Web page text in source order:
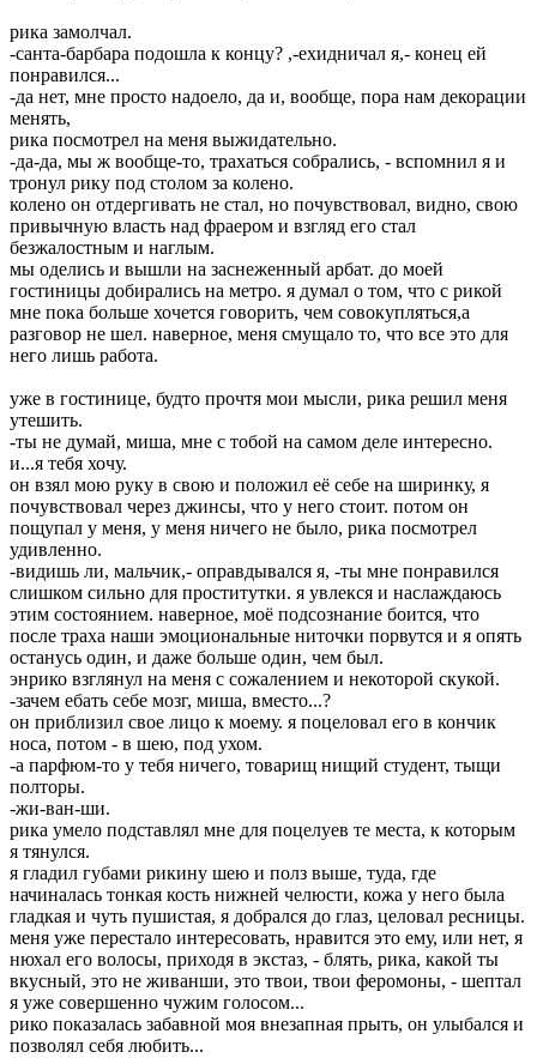
рика замолчал.
-санта-барбара подошла к концу? ,-ехидничал я,- конец ей
понравился...
-да нет, мне просто надоело, да и, вообще, пора нам декорации
менять,
рика посмотрел на меня выжидательно.
-да-да, мы ж вообще-то, трахаться собрались, - вспомнил я и
тронул рику под столом за колено.
колено он отдергивать не стал, но почувствовал, видно, свою
привычную власть над фраером и взгляд его стал
безжалостным и наглым.
мы оделись и вышли на заснеженный арбат. до моей
гостиницы добирались на метро. я думал о том, что с рикой
мне пока больше хочется говорить, чем совокупляться,а
разговор не шел. наверное, меня смущало то, что все это для
него лишь работа.
уже в гостинице, будто прочтя мои мысли, рика решил меня
утешить.
-ты не думай, миша, мне с тобой на самом деле интересно.
и...я тебя хочу.
он взял мою руку в свою и положил её себе на ширинку, я
почувствовал через джинсы, что у него стоит. потом он
пощупал у меня, у меня ничего не было, рика посмотрел
удивленно.
-видишь ли, мальчик,- оправдывался я, -ты мне понравился
слишком сильно для проститутки. я увлекся и наслаждаюсь
этим состоянием. наверное, моё подсознание боится, что
после траха наши эмоциональные ниточки порвутся и я опять
останусь один, и даже больше один, чем был.
энрико взглянул на меня с сожалением и некоторой скукой.
-зачем ебать себе мозг, миша, вместо...?
он приблизил свое лицо к моему. я поцеловал его в кончик
носа, потом - в шею, под ухом.
-а парфюм-то у тебя ничего, товарищ нищий студент, тыщи
полторы.
-жи-ван-ши.
рика умело подставлял мне для поцелуев те места, к которым
я тянулся.
я гладил губами рикину шею и полз выше, туда, где
начиналась тонкая кость нижней челюсти, кожа у него была
гладкая и чуть пушистая, я добрался до глаз, целовал ресницы.
меня уже перестало интересовать, нравится это ему, или нет, я
нюхал его волосы, приходя в экстаз, - блять, рика, какой ты
вкусный, это не живанши, это твои, твои феромоны, - шептал
я уже совершенно чужим голосом...
рико показалась забавной моя внезапная прыть, он улыбался и
позволял себя любить...